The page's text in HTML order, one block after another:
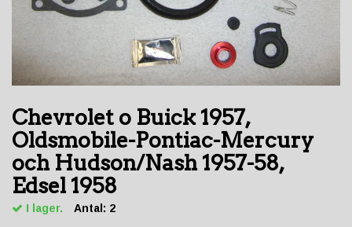
Chevrolet o Buick 1957,
Oldsmobile-Pontiac-Mercury
och Hudson/Nash 1957-58,
Edsel 1958
I lager. Antal: 2